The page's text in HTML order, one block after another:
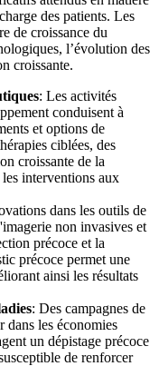
des patients. Les
de croissance du
l’évolution des
croissante.
: Les activités
conduisent à
et options de
ciblées, des
croissante de la
interventions aux
dans les outils de
non invasives et
précoce et la
précoce permet une
ainsi les résultats
: Des campagnes de
dans les économies
un dépistage précoce
de renforcer